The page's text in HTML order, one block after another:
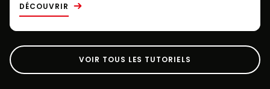
DÉCOUVRIR
VOIR TOUS LES TUTORIELS